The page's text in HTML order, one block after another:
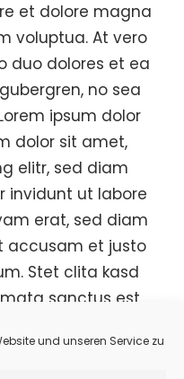
und unseren Service zu
et dolore magna
voluptua. At vero
duo dolores et ea
no sea
ipsum dolor
dolor sit amet,
elitr, sed diam
invidunt ut labore
erat, sed diam
accusam et justo
Stet clita kasd
sanctus est
sadipscing elitr,